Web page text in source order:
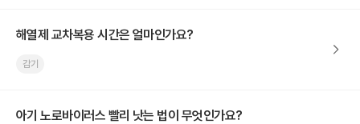
해열제 교차복용 시간은 얼마인가요?
감기
아기 노로바이러스 빨리 낫는 법이 무엇인가요?